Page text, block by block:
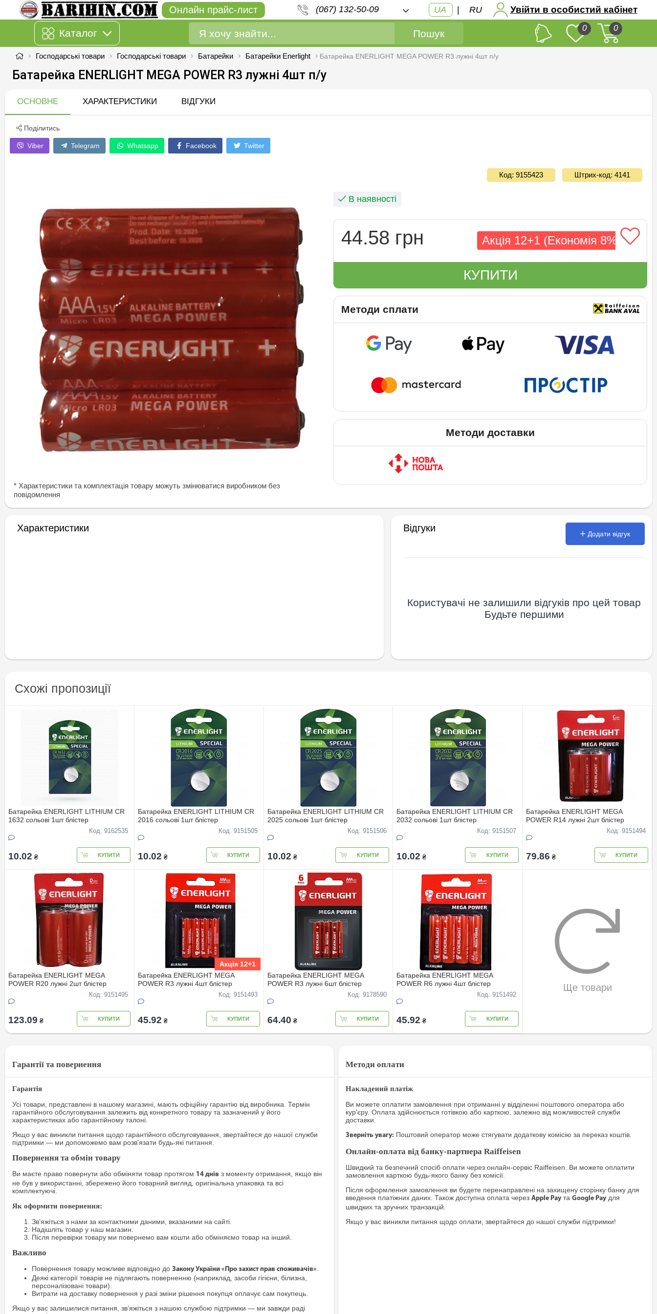
Онлайн прайс-лист (067) 132-50-09 UA | RU Увійти в особистий кабінет
Каталог Пошук 0 0
Господарські товари Господарські товари Батарейки Батарейки Enerlight Батарейка ENERLIGHT MEGA POWER R3 лужнi 4шт п/у
Батарейка ENERLIGHT MEGA POWER R3 лужнi 4шт п/у
ОСНОВНЕ ХАРАКТЕРИСТИКИ ВІДГУКИ
Поділитись
Viber Telegram Whatsapp Facebook Twitter
* Характеристики та комплектація товару можуть змінюватися виробником без
повідомлення
Код: 9155423 Штрих-код: 4141
В наявності
44.58 грн Акція 12+1 (Економія 8%)
КУПИТИ
Методи сплати
Методи доставки
Характеристики Відгуки
Додати відгук
Користувачі не залишили відгуків про цей товар
Будьте першими
Схожі пропозиції
Батарейка ENERLIGHT LITHIUM CR
1632 сольовi 1шт блiстер
Код: 9162535
10.02 ₴ КУПИТИ
Батарейка ENERLIGHT LITHIUM CR
2016 сольовi 1шт блiстер
Код: 9151505
10.02 ₴ КУПИТИ
Батарейка ENERLIGHT LITHIUM CR
2025 сольовi 1шт блiстер
Код: 9151506
10.02 ₴ КУПИТИ
Батарейка ENERLIGHT LITHIUM CR
2032 сольовi 1шт блiстер
Код: 9151507
10.02 ₴ КУПИТИ
Батарейка ENERLIGHT MEGA
POWER R14 лужнi 2шт блiстер
Код: 9151494
79.86 ₴ КУПИТИ
Батарейка ENERLIGHT MEGA
POWER R20 лужнi 2шт блiстер
Код: 9151495
123.09 ₴ КУПИТИ
Акція 12+1
Батарейка ENERLIGHT MEGA
POWER R3 лужнi 4шт блiстер
Код: 9151493
45.92 ₴ КУПИТИ
Батарейка ENERLIGHT MEGA
POWER R3 лужнi 6шт блiстер
Код: 9178590
64.40 ₴ КУПИТИ
Батарейка ENERLIGHT MEGA
POWER R6 лужнi 4шт блiстер
Код: 9151492
45.92 ₴ КУПИТИ
Ще товари
Гарантії та повернення
Гарантія
Усі товари, представлені в нашому магазині, мають офіційну гарантію від виробника. Термін
гарантійного обслуговування залежить від конкретного товару та зазначений у його
характеристиках або гарантійному талоні.
Якщо у вас виникли питання щодо гарантійного обслуговування, звертайтеся до нашої служби
підтримки — ми допоможемо вам розв’язати будь-які питання.
Повернення та обмін товару
Ви маєте право повернути або обміняти товар протягом 14 днів з моменту отримання, якщо він
не був у використанні, збережено його товарний вигляд, оригінальна упаковка та всі
комплектуючі.
Як оформити повернення:
Зв’яжіться з нами за контактними даними, вказаними на сайті.
Надішліть товар у наш магазин.
Після перевірки товару ми повернемо вам кошти або обміняємо товар на інший.
Важливо
Повернення товару можливе відповідно до Закону України «Про захист прав споживачів»
Деякі категорії товарів не підлягають поверненню (наприклад, засоби гігієни, білизна,
персоналізовані товари).
Витрати на доставку повернення у разі зміни рішення покупця оплачує сам покупець.
Якщо у вас залишилися питання, зв’яжіться з нашою службою підтримки — ми завжди раді
Методи оплати
Накладений платіж
Ви можете оплатити замовлення при отриманні у відділенні поштового оператора або
кур'єру. Оплата здійснюється готівкою або карткою, залежно від можливостей служби
доставки.
Зверніть увагу: Поштовий оператор може стягувати додаткову комісію за переказ коштів.
Онлайн-оплата від банку-партнера Raiffeisen
Швидкий та безпечний спосіб оплати через онлайн-сервіс Raiffeisen. Ви можете оплатити
замовлення карткою будь-якого банку без комісії.
Після оформлення замовлення ви будете перенаправлені на захищену сторінку банку для
введення платіжних даних. Також доступна оплата черезApple Pay таGoogle Pay для
швидких та зручних транзакцій.
Якщо у вас виникли питання щодо оплати, звертайтеся до нашої служби підтримки!